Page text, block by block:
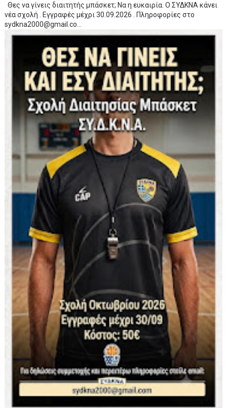
Θες να γίνεις διαιτητής μπάσκετ; Να η ευκαιρία. Ο ΣΥΔΚΝΑ κάνει
νέα σχολή . Εγγραφές μέχρι 30.09.2026 . Πληροφορίες στο
sydkna2000@gmail.co...